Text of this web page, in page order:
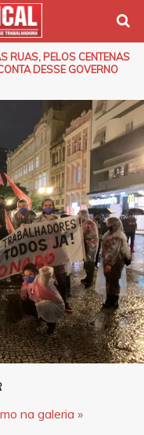
RUAS, PELOS CENTENAS
DESSE GOVERNO
na galeria »